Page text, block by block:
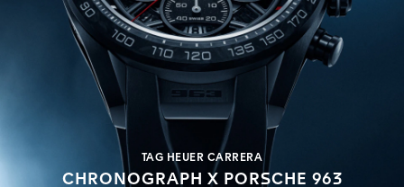
TAG HEUER CARRERA
CHRONOGRAPH X PORSCHE 963